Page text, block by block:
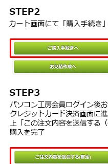
・製品ユーザー登録、シリア
TEL：0570-666-540 [ナビダイ
・Vectorworksのダウンロード
せ:
TEL：0570-666-540 [ナビダイ
※無償技術サポートはユーザー